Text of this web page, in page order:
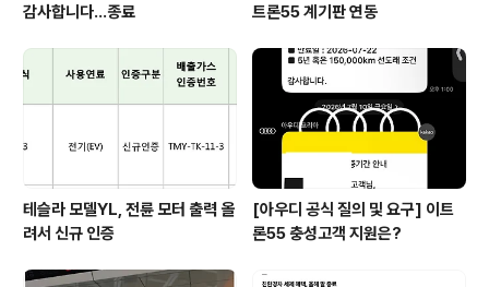
감사합니다...종료
트론55 계기판 연동
테슬라 모델YL, 전륜 모터 출력 올
려서 신규 인증
[아우디 공식 질의 및 요구] 이트
론55 충성고객 지원은?